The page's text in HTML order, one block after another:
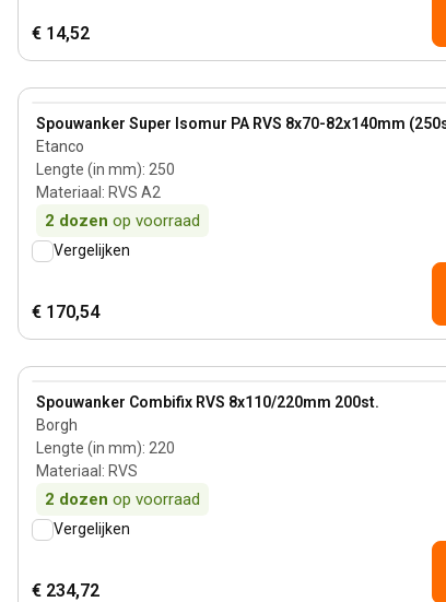
€ 14,52
Spouwanker Super Isomur PA RVS 8x70-82x140mm
Etanco
Lengte (in mm): 250
Materiaal : RVS A2
2 dozen op voorraad
View product
Vergelijken
€ 170,54
Spouwanker Combifix RVS 8x110/220mm 200st.
Borgh
Lengte (in mm): 220
Materiaal : RVS
2 dozen op voorraad
View product
Vergelijken
€ 234,72